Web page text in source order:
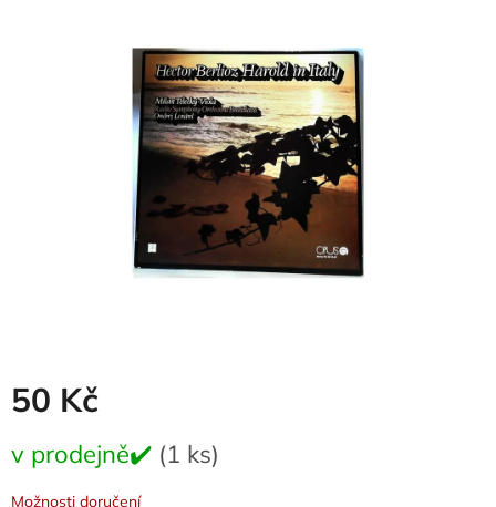
50 Kč
cena:
v prodejně✔️ (1 ks)
Možnosti doručení